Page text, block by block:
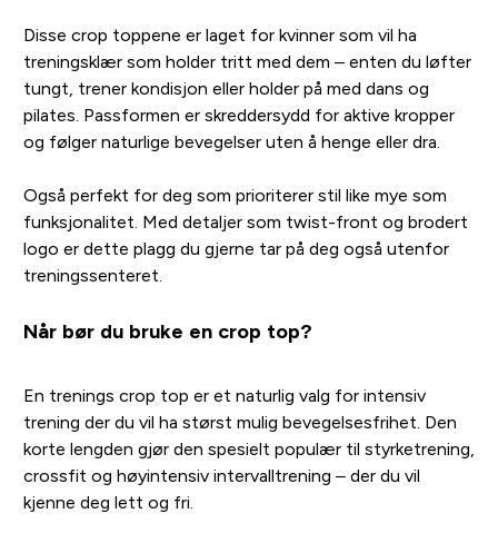
Disse crop toppene er laget for kvinner som vil ha
treningsklær som holder tritt med dem – enten du løfter
tungt, trener kondisjon eller holder på med dans og
pilates. Passformen er skreddersydd for aktive kropper
og følger naturlige bevegelser uten å henge eller dra.
Også perfekt for deg som prioriterer stil like mye som
funksjonalitet. Med detaljer som twist-front og brodert
logo er dette plagg du gjerne tar på deg også utenfor
treningssenteret.
Når bør du bruke en crop top?
En trenings crop top er et naturlig valg for intensiv
trening der du vil ha størst mulig bevegelsesfrihet. Den
korte lengden gjør den spesielt populær til styrketrening,
crossfit og høyintensiv intervalltrening – der du vil
kjenne deg lett og fri.